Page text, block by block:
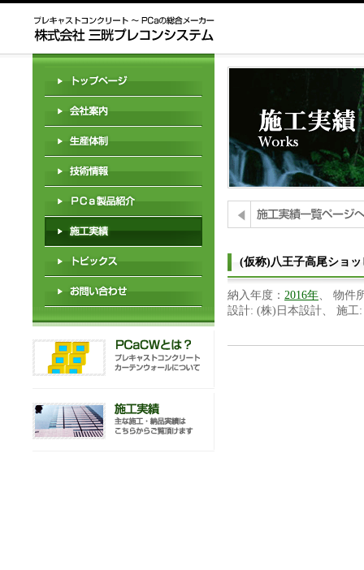
(仮称)八王子高尾ショ
納入年度： 2016年 、 物件
設計: (株)日本設計、 施工